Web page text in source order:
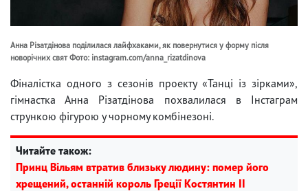
Анна Різатдінова поділилася лайфхаками, як повернутися у форму після
новорічних свят Фото: instagram.com/anna_rizatdinova
Фіналістка одного з сезонів проекту «Танці із зірками»,
гімнастка Анна Різатдінова похвалилася в Інстаграм
стрункою фігурою у чорному комбінезоні.
Читайте також:
Принц Вільям втратив близьку людину: помер його
хрещений, останній король Греції Костянтин II